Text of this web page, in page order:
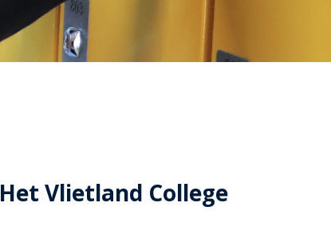
Het Vlietland College